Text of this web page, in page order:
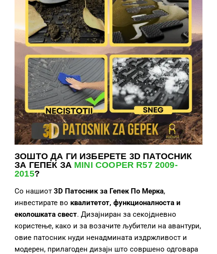
ЗОШТО ДА ГИ ИЗБЕРЕТЕ 3D ПАТОСНИК
ЗА ГЕПЕК ЗА MINI COOPER R57 2009-
2015?
Со нашиот 3D Патосник за Гепек По Мерка,
инвестирате во квалитетот, функционалноста и
еколошката свест. Дизајниран за секојдневно
користење, како и за возачите љубители на авантури,
овие патосник нуди ненадмината издржливост и
модерен, прилагоден дизајн што совршено одговара